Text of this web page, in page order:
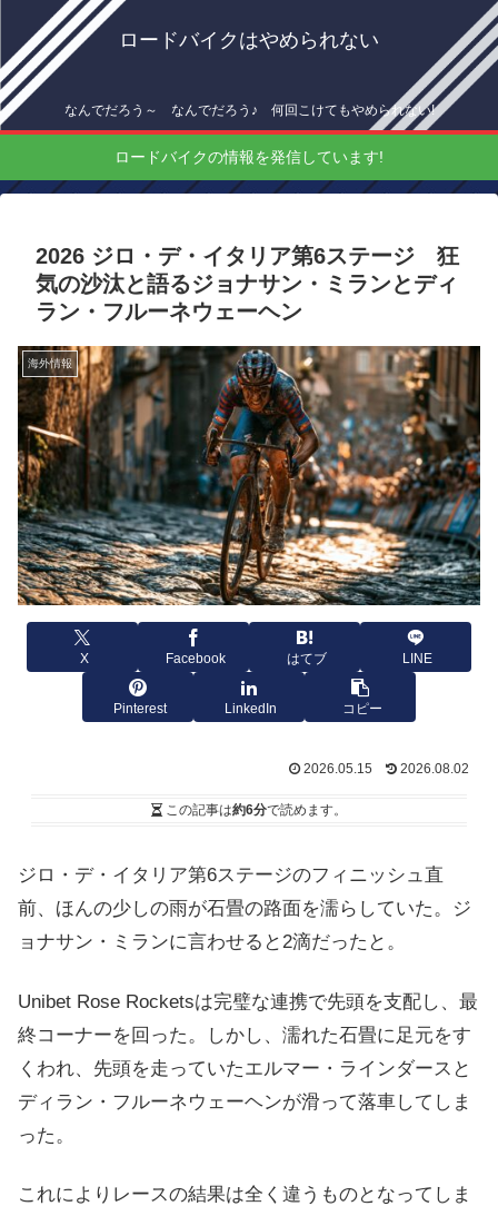
ロードバイクはやめられない
なんでだろう～ なんでだろう♪ 何回こけてもやめられない!
ロードバイクの情報を発信しています!
2026 ジロ・デ・イタリア第6ステージ 狂
気の沙汰と語るジョナサン・ミランとディ
ラン・フルーネウェーヘン
海外情報
X Facebook はてブ LINE
Pinterest LinkedIn コピー
2026.05.15 2026.08.02
この記事は約6分で読めます。
ジロ・デ・イタリア第6ステージのフィニッシュ直
前、ほんの少しの雨が石畳の路面を濡らしていた。ジ
ョナサン・ミランに言わせると2滴だったと。
Unibet Rose Rocketsは完璧な連携で先頭を支配し、最
終コーナーを回った。しかし、濡れた石畳に足元をす
くわれ、先頭を走っていたエルマー・ラインダースと
ディラン・フルーネウェーヘンが滑って落車してしま
った。
これによりレースの結果は全く違うものとなってしま